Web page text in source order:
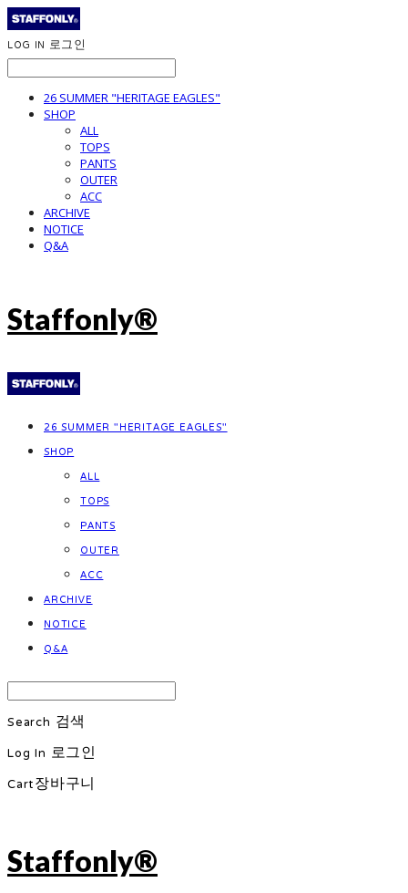
LOG IN 로그인
26 SUMMER "HERITAGE EAGLES"
SHOP
ALL
TOPS
PANTS
OUTER
ACC
ARCHIVE
NOTICE
Q&A
Staffonly®
26 SUMMER "HERITAGE EAGLES"
SHOP
ALL
TOPS
PANTS
OUTER
ACC
ARCHIVE
NOTICE
Q&A
Search 검색
Log In 로그인
Cart장바구니
Staffonly®